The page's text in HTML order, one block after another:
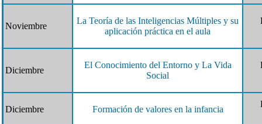
Noviembre
La Teoría de las Inteligencias Múltiples y su
aplicación práctica en el aula
Diciembre
El Conocimiento del Entorno y La Vida
Social
Diciembre Formación de valores en la infancia